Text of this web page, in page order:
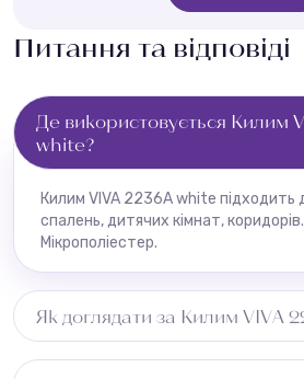
Питання та відповіді
Де використовується Килим
white?
Килим VIVA 2236A white підходить
спалень, дитячих кімнат,
Мікрополіестер.
Як доглядати за Килим VIVA